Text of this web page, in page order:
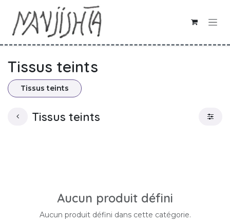
Se rendre au contenu
Tissus teints
Tissus teints
Tissus teints
Aucun produit défini
Aucun produit défini dans cette catégorie.